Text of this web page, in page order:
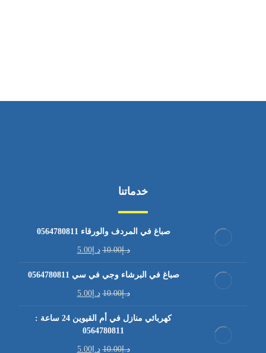
خدماتنا
صباغ في المردف والورقاء 0564780811
د.إ10.00 د.إ5.00
صباغ في البرشاء وجي في سي 0564780811
د.إ10.00 د.إ5.00
كهربائي منازل في أم القيوين 24 ساعة :
0564780811
د.إ10.00 د.إ5.00